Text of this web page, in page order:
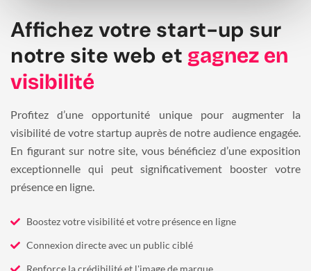
Affichez votre start-up sur
notre site web et gagnez en
visibilité
Profitez d’une opportunité unique pour augmenter la
visibilité de votre startup auprès de notre audience engagée.
En figurant sur notre site, vous bénéficiez d’une exposition
exceptionnelle qui peut significativement booster votre
présence en ligne.
Boostez votre visibilité et votre présence en ligne
Connexion directe avec un public ciblé